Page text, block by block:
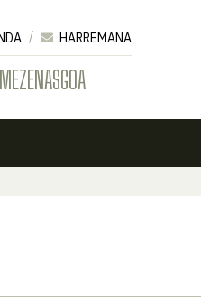
MEZENASGOA
HARREMANA